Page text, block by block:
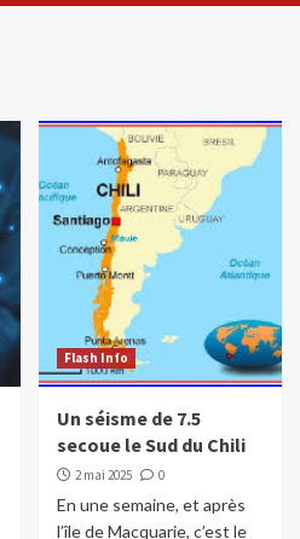
Flash Info
Un séisme de 7.5
secoue le Sud du Chili
2 mai 2025 0
En une semaine, et après
l’île de Macquarie, c’est le